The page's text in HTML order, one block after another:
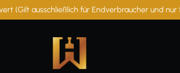
(Gilt ausschließlich für Endverbraucher und